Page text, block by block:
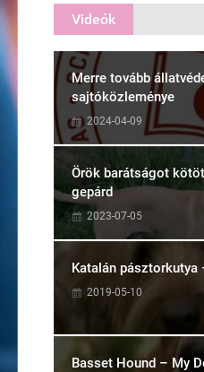
Videók
Merre tovább
sajtóközleménye
2024-04-09
Örök barátságot
gepárd
2023-07-05
Katalán
2019-05-10
Basset Hound – My